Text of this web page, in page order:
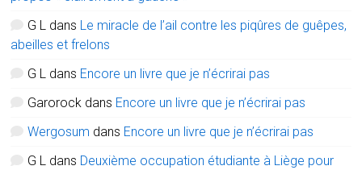
G L dans Le miracle de l’ail contre les piqûres de guêpes,
abeilles et frelons
G L dans Encore un livre que je n’écrirai pas
Garorock dans Encore un livre que je n’écrirai pas
Wergosum dans Encore un livre que je n’écrirai pas
G L dans Deuxième occupation étudiante à Liège pour